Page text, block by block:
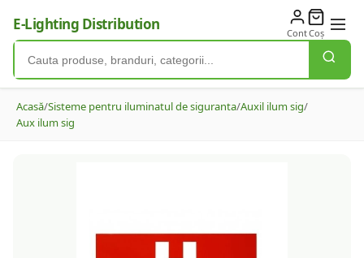
E-Lighting Distribution ContCoș
Acasă/Sisteme pentru iluminatul de siguranta/Auxil ilum sig/
Aux ilum sig